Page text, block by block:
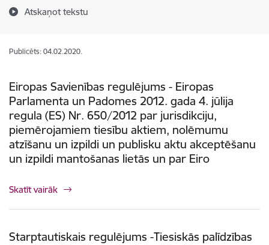
Atskaņot tekstu
Publicēts: 04.02.2020.
Eiropas Savienības regulējums - Eiropas
Parlamenta un Padomes 2012. gada 4. jūlija
regula (ES) Nr. 650/2012 par jurisdikciju,
piemērojamiem tiesību aktiem, nolēmumu
atzīšanu un izpildi un publisku aktu akceptēšanu
un izpildi mantošanas lietās un par Eiro
Skatīt vairāk
Starptautiskais regulējums -Tiesiskās palīdzības